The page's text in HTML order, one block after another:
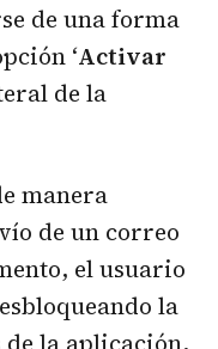
de una forma
‘Activar
de la
manera
de un correo
el usuario
la